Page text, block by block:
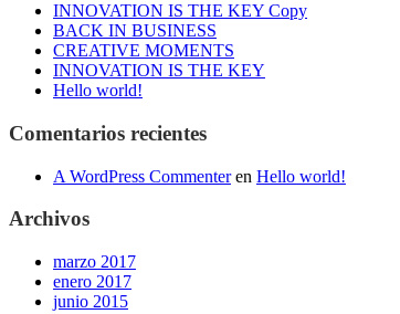
INNOVATION IS THE KEY Copy
BACK IN BUSINESS
CREATIVE MOMENTS
INNOVATION IS THE KEY
Hello world!
Comentarios recientes
A WordPress Commenteren Hello world!
Archivos
marzo 2017
enero 2017
junio 2015